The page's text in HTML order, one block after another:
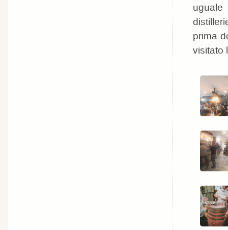
prima
visitato